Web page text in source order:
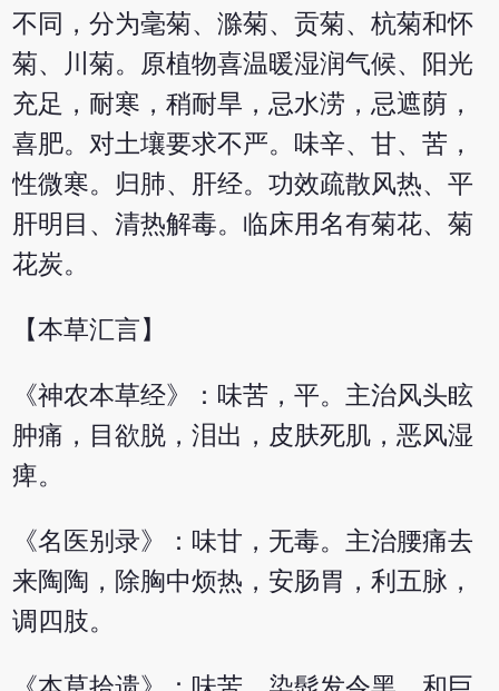
不同，分为毫菊、滁菊、贡菊、杭菊和怀
菊、川菊。原植物喜温暖湿润气候、阳光
充足，耐寒，稍耐旱，忌水涝，忌遮荫，
喜肥。对土壤要求不严。味辛、甘、苦，
性微寒。归肺、肝经。功效疏散风热、平
肝明目、清热解毒。临床用名有菊花、菊
花炭。
【本草汇言】
《神农本草经》：味苦，平。主治风头眩
肿痛，目欲脱，泪出，皮肤死肌，恶风湿
痺。
《名医别录》：味甘，无毒。主治腰痛去
来陶陶，除胸中烦热，安肠胃，利五脉，
调四肢。